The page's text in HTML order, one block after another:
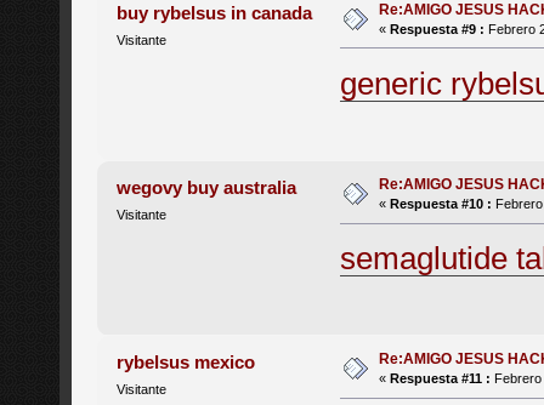
buy rybelsus in canada
Visitante
Re:AMIGO JESUS
« Respuesta #9 : Febrero
generic
wegovy buy australia
Visitante
Re:AMIGO JESUS
« Respuesta #10 :
semaglutide
rybelsus mexico
Visitante
Re:AMIGO JESUS
« Respuesta #11 :